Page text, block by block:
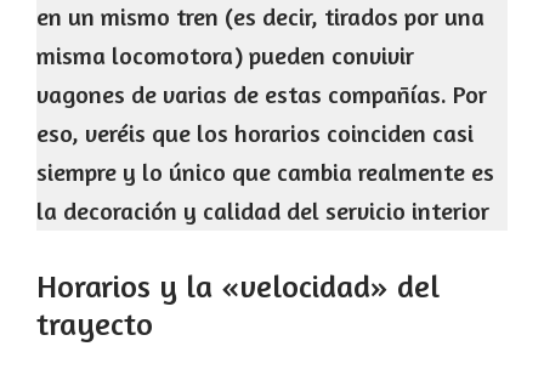
en un mismo tren (es decir, tirados por una
misma locomotora) pueden convivir
vagones de varias de estas compañías. Por
eso, veréis que los horarios coinciden casi
siempre y lo único que cambia realmente es
la decoración y calidad del servicio interior
Horarios y la «velocidad» del
trayecto